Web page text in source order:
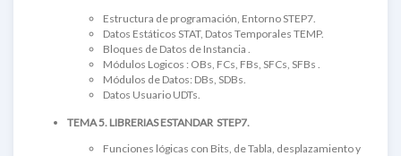
Estructura de programación, Entorno STEP7.
Datos Estáticos STAT, Datos Temporales TEMP.
Bloques de Datos de Instancia .
Módulos Logicos : OBs, FCs, FBs, SFCs, SFBs .
Módulos de Datos: DBs, SDBs.
Datos Usuario UDTs.
TEMA 5. LIBRERIAS ESTANDAR STEP7.
Funciones lógicas con Bits, de Tabla, desplazamiento y